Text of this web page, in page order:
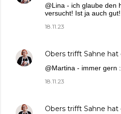
@Lina - ich glaube den
versucht! Ist ja auch gut!
18.11.23
Obers trifft Sahne hat
@Martina - immer gern
18.11.23
Obers trifft Sahne hat